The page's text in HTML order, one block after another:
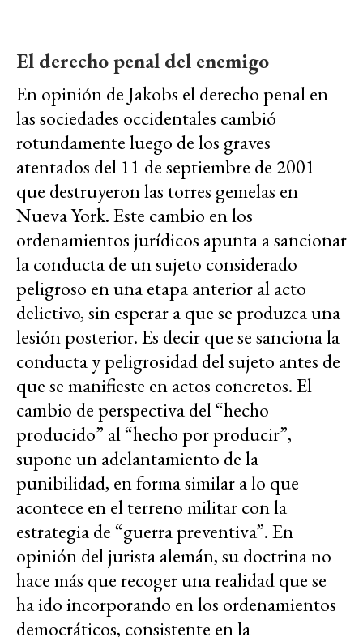
El derecho penal del enemigo
En opinión de Jakobs el derecho penal en
las sociedades occidentales cambió
rotundamente luego de los graves
atentados del 11 de septiembre de 2001
que destruyeron las torres gemelas en
Nueva York. Este cambio en los
ordenamientos jurídicos apunta a sancionar
la conducta de un sujeto considerado
peligroso en una etapa anterior al acto
delictivo, sin esperar a que se produzca una
lesión posterior. Es decir que se sanciona la
conducta y peligrosidad del sujeto antes de
que se manifieste en actos concretos. El
cambio de perspectiva del “hecho
producido” al “hecho por producir”,
supone un adelantamiento de la
punibilidad, en forma similar a lo que
acontece en el terreno militar con la
estrategia de “guerra preventiva”. En
opinión del jurista alemán, su doctrina no
hace más que recoger una realidad que se
ha ido incorporando en los ordenamientos
democráticos, consistente en la